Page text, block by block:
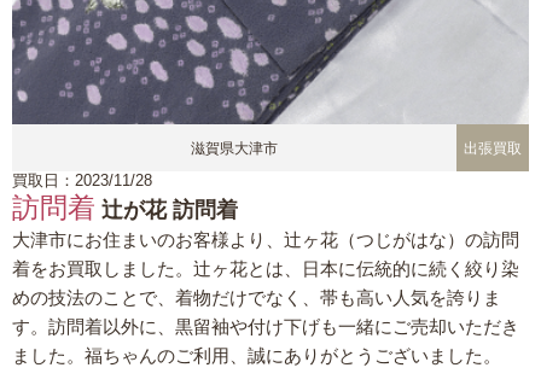
滋賀県大津市 出張買取
買取日：2023/11/28
訪問着 辻が花 訪問着
大津市にお住まいのお客様より、辻ヶ花（つじがはな）の訪問
着をお買取しました。辻ヶ花とは、日本に伝統的に続く絞り染
めの技法のことで、着物だけでなく、帯も高い人気を誇りま
す。訪問着以外に、黒留袖や付け下げも一緒にご売却いただき
ました。福ちゃんのご利用、誠にありがとうございました。